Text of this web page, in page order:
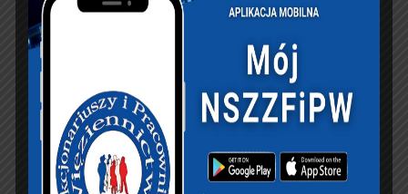
Zobacz księgę
dopisz do księgi
NASZ FACEBOOK